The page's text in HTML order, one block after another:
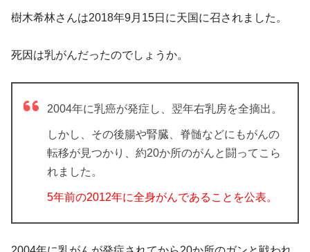
樹木希林さんは2018年9月15日に天国に召されました。
死因は乳がんだったのでしょうか。
2004年に乳癌が発症し、翌年右乳房を全摘出。
しかし、その後腸や腎臓、脊髄などにもがんの
転移が見つかり、約20か所のがんと闘ってこら
れました。
5年前の2012年に全身がんであることを公表。